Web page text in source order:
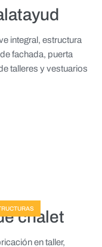
integral, estructura
fachada, puerta
talleres y vestuarios
chalet
en taller,